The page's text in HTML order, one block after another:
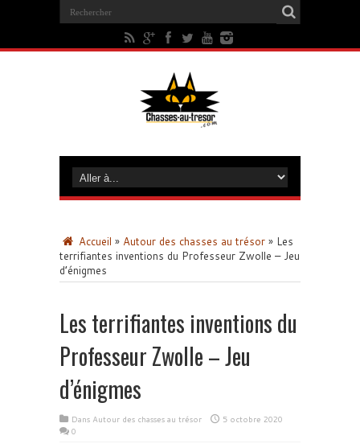
Accueil » Autour des chasses au trésor » Les
terrifiantes inventions du Professeur Zwolle – Jeu
d’énigmes
Les terrifiantes inventions du
Professeur Zwolle – Jeu
d’énigmes
Dans Autour des chasses au trésor
5 octobre 2020
0